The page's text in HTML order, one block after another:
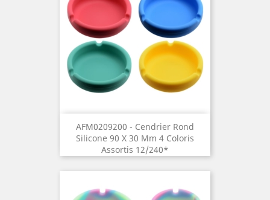
AFM0209200 - Cendrier Rond
Silicone 90 X 30 Mm 4 Coloris
Assortis 12/240*